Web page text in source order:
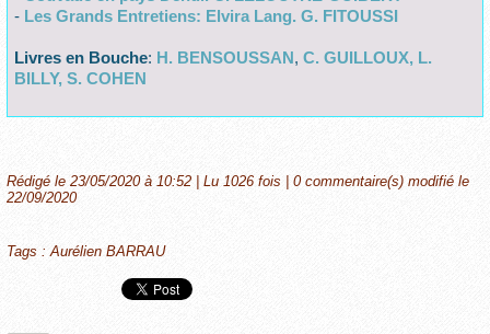
- Les Grands Entretiens: Elvira Lang. G. FITOUSSI
Livres en Bouche: H. BENSOUSSAN, C. GUILLOUX, L.
BILLY, S. COHEN
Rédigé le 23/05/2020 à 10:52 | Lu 1026 fois | 0commentaire(s) modifié le
22/09/2020
Tags :Aurélien BARRAU